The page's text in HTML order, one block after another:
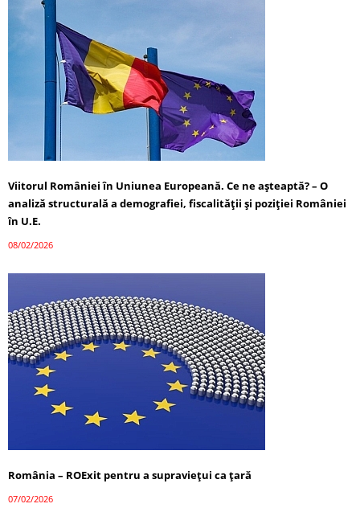
Viitorul României în Uniunea Europeană. Ce ne așteaptă? – O
analiză structurală a demografiei, fiscalității și poziției României
în U.E.
08/02/2026
România – ROExit pentru a supraviețui ca țară
07/02/2026